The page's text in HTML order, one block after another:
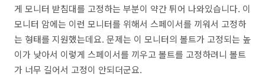
게 모니터 받침대를 고정하는 부분이 약간 튀어 나와있습니다. 이
모니터 암에는 이런 모니터를 위해서 스페이서를 끼워서 고정하
는 형태를 지원했는데요. 문제는 이 모니터의 볼트가 고정되는 높
이가 낮아서 이렇게 스페이서를 끼우고 볼트를 고정하려니 볼트
가 너무 길어서 고정이 안되더군요.